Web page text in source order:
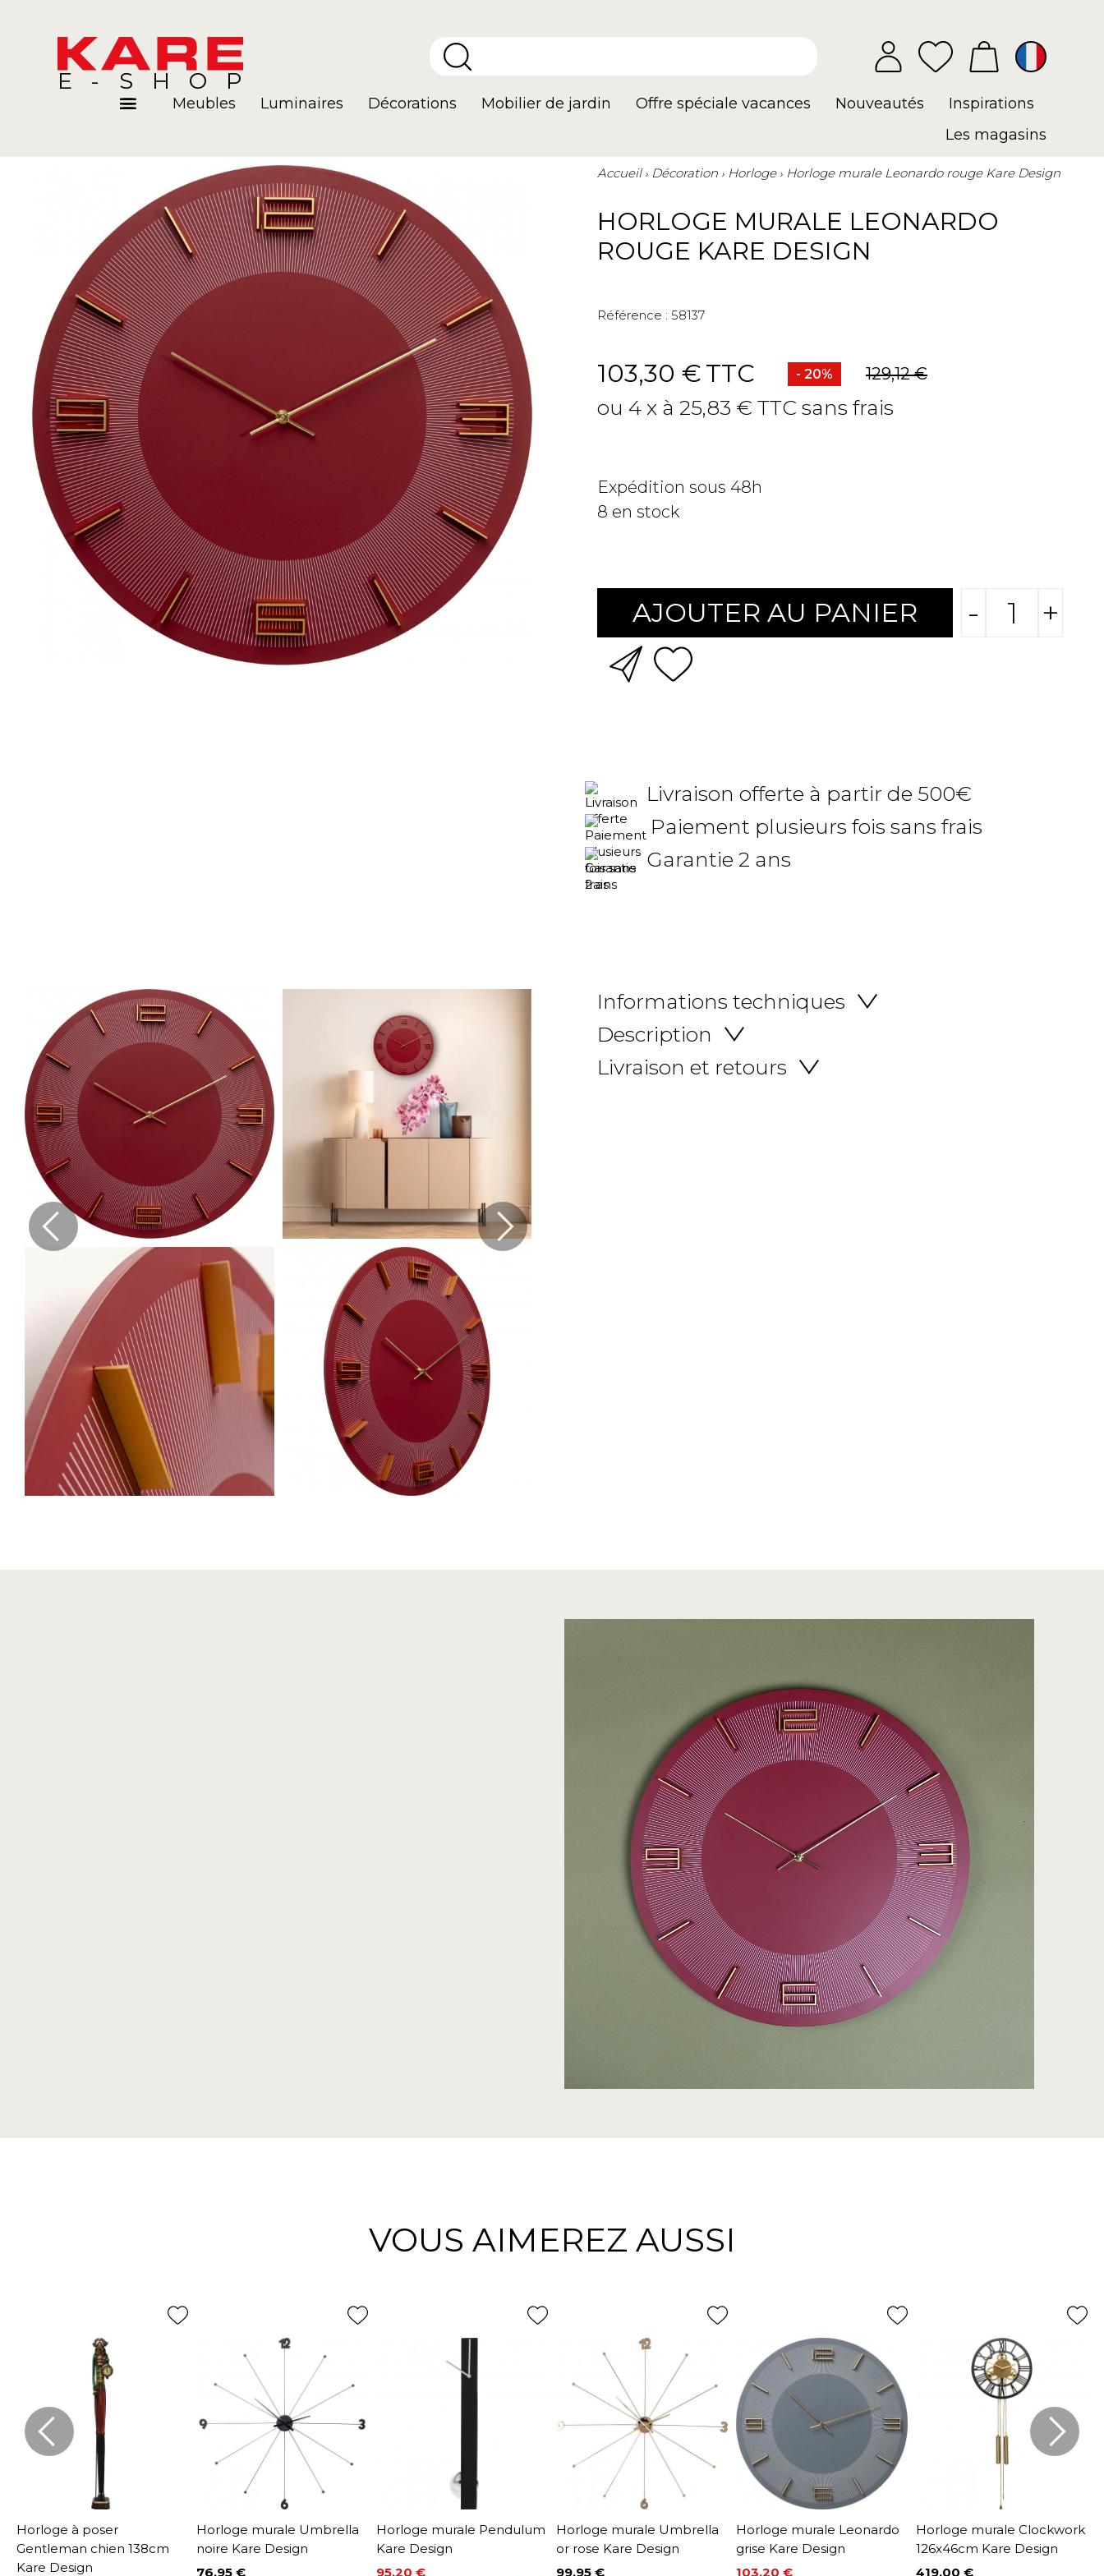
E-SHOP
Meubles Luminaires Décorations Mobilier de jardin Offre spéciale vacances Nouveautés
Inspirations
Les magasins
Accueil Décoration Horloge Horloge murale Leonardo rouge Kare Design
HORLOGE MURALE LEONARDO
ROUGE KARE DESIGN
Référence : 58137
103,30 €TTC - 20% 129,12 €
ou 4 x à 25,83 € TTC sans frais
Expédition sous 48h
8 en stock
AJOUTER AU PANIER - +
Livraison offerte à partir de 500€
Paiement plusieurs fois sans frais
Garantie 2 ans
Informations techniques
Description
Livraison et retours
VOUS AIMEREZ AUSSI
Horloge à poser
Gentleman chien 138cm
Kare Design
Horloge murale Umbrella
noire Kare Design
76,95 €
Horloge murale Pendulum
Kare Design
95,20 €
Horloge murale Umbrella
or rose Kare Design
99,95 €
Horloge murale Leonardo
grise Kare Design
103,20 €
Horloge murale Clockwork
126x46cm Kare Design
419,00 €